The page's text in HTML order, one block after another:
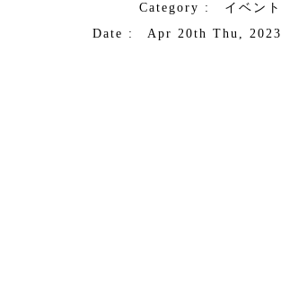
Category : イベント
Date : Apr 20th Thu, 2023